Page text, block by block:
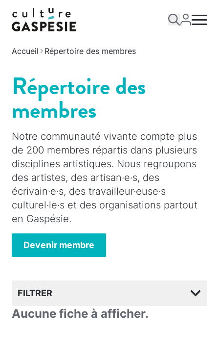
Accueil Répertoire des membres
Répertoire des
membres
Notre communauté vivante compte plus
de 200 membres répartis dans plusieurs
disciplines artistiques. Nous regroupons
des artistes, des artisan·e·s, des
écrivain·e·s, des travailleur·euse·s
culturel·le·s et des organisations partout
en Gaspésie.
Devenir membre
FILTRER
Aucune fiche à afficher.